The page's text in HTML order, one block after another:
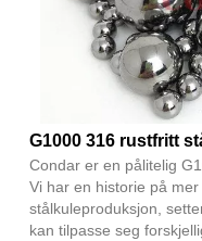
G1000 316 rustfritt
Condar er en pålitelig
Vi har en historie på
stålkuleproduksjon,
kan tilpasse seg